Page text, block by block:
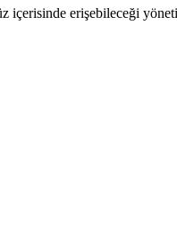
erişebileceği